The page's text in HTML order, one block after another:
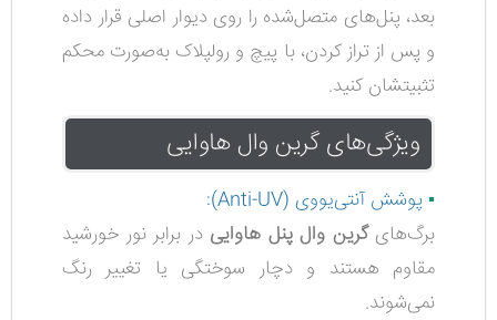
بعد، پنل‌های متصل‌شده را روی دیوار اصلی قرار داده
و پس از تراز کردن، با پیچ و رولپلاک به‌صورت محکم
تثبیتشان کنید.
ویژگی‌های گرین وال هاوایی
▪️ پوشش آنتی‌یووی (Anti-UV)
:
برگ‌هایگرین وال پنل هاوایی در برابر نور خورشید
مقاوم هستند و دچار سوختگی یا تغییر رنگ
نمی‌شوند.